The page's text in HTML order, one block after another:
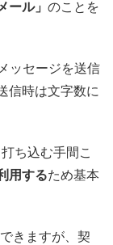
ール」 のことを
ッセージを送信
信時は文字数に
ち込む手間こ
用するため基本
きますが、契